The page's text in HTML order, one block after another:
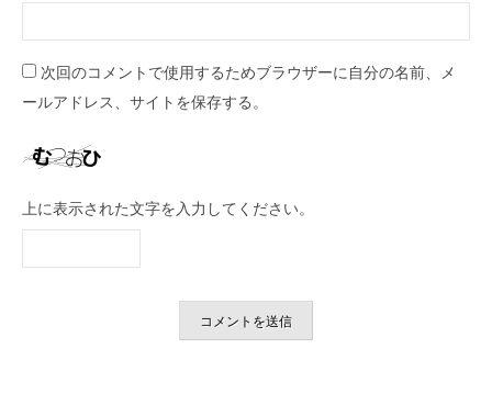
次回のコメントで使用するためブラウザーに自分の名前、メ
ールアドレス、サイトを保存する。
上に表示された文字を入力してください。